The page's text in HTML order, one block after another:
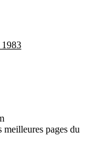
meilleures pages du